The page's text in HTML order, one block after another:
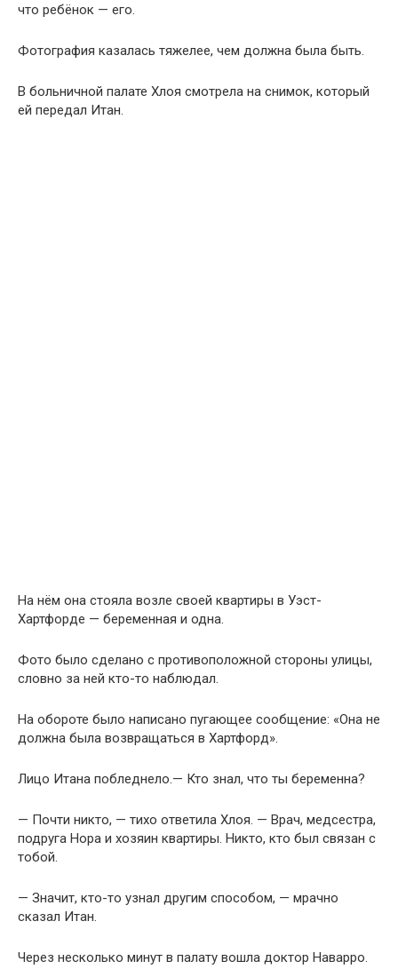
что ребёнок — его.
Фотография казалась тяжелее, чем должна была быть.
В больничной палате Хлоя смотрела на снимок, который
ей передал Итан.
На нём она стояла возле своей квартиры в Уэст-
Хартфорде — беременная и одна.
Фото было сделано с противоположной стороны улицы,
словно за ней кто-то наблюдал.
На обороте было написано пугающее сообщение: «Она не
должна была возвращаться в Хартфорд».
Лицо Итана побледнело.— Кто знал, что ты беременна?
— Почти никто, — тихо ответила Хлоя. — Врач, медсестра,
подруга Нора и хозяин квартиры. Никто, кто был связан с
тобой.
— Значит, кто-то узнал другим способом, — мрачно
сказал Итан.
Через несколько минут в палату вошла доктор Наварро.